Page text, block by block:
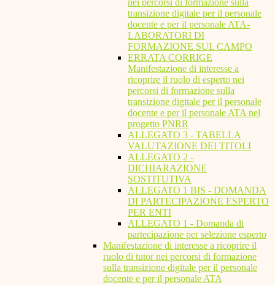
nei percorsi di formazione sulla
transizione digitale per il personale
docente e per il personale ATA-
LABORATORI DI
FORMAZIONE SUL CAMPO
ERRATA CORRIGE
Manifestazione di interesse a
ricoprire il ruolo di esperto nei
percorsi di formazione sulla
transizione digitale per il personale
docente e per il personale ATA nel
progetto PNRR
ALLEGATO 3 - TABELLA
VALUTAZIONE DEI TITOLI
ALLEGATO 2 -
DICHIARAZIONE
SOSTITUTIVA
ALLEGATO 1 BIS - DOMANDA
DI PARTECIPAZIONE ESPERTO
PER ENTI
ALLEGATO 1 - Domanda di
partecipazione per selezione esperto
Manifestazione di interesse a ricoprire il
ruolo di tutor nei percorsi di formazione
sulla transizione digitale per il personale
docente e per il personale ATA